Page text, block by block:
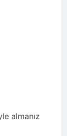
almanız